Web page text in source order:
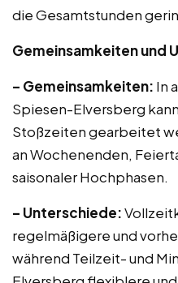
die Gesamtstunden
Gemeinsamkeiten und
– Gemeinsamkeiten: In
Spiesen-Elversberg
Stoßzeiten gearbeitet
an Wochenenden,
saisonaler Hochphasen.
– Unterschiede:
regelmäßigere und
während Teilzeit- und